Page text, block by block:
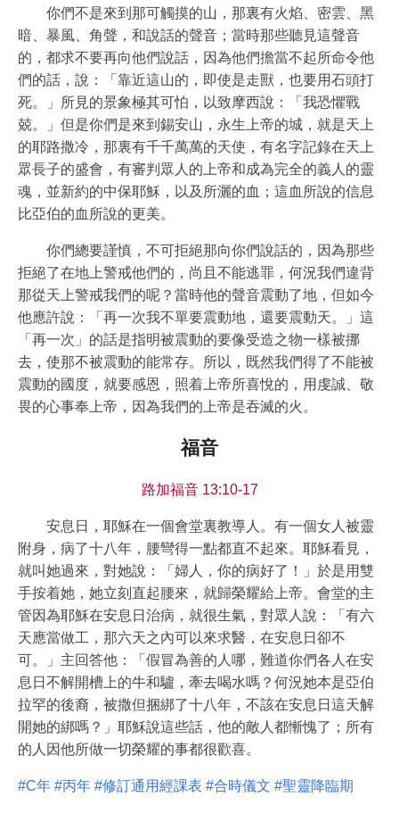
你們不是來到那可觸摸的山，那裏有火焰、密雲、黑
暗、暴風、角聲，和說話的聲音；當時那些聽見這聲音
的，都求不要再向他們說話，因為他們擔當不起所命令他
們的話，說：「靠近這山的，即使是走獸，也要用石頭打
死。」所見的景象極其可怕，以致摩西說：「我恐懼戰
兢。」但是你們是來到錫安山，永生上帝的城，就是天上
的耶路撒冷，那裏有千千萬萬的天使，有名字記錄在天上
眾長子的盛會，有審判眾人的上帝和成為完全的義人的靈
魂，並新約的中保耶穌，以及所灑的血；這血所說的信息
比亞伯的血所說的更美。
你們總要謹慎，不可拒絕那向你們說話的，因為那些
拒絕了在地上警戒他們的，尚且不能逃罪，何況我們違背
那從天上警戒我們的呢？當時他的聲音震動了地，但如今
他應許說：「再一次我不單要震動地，還要震動天。」這
「再一次」的話是指明被震動的要像受造之物一樣被挪
去，使那不被震動的能常存。所以，既然我們得了不能被
震動的國度，就要感恩，照着上帝所喜悅的，用虔誠、敬
畏的心事奉上帝，因為我們的上帝是吞滅的火。
福音
路加福音 13:10-17
安息日，耶穌在一個會堂裏教導人。有一個女人被靈
附身，病了十八年，腰彎得一點都直不起來。耶穌看見，
就叫她過來，對她說：「婦人，你的病好了！」於是用雙
手按着她，她立刻直起腰來，就歸榮耀給上帝。會堂的主
管因為耶穌在安息日治病，就很生氣，對眾人說：「有六
天應當做工，那六天之內可以來求醫，在安息日卻不
可。」主回答他：「假冒為善的人哪，難道你們各人在安
息日不解開槽上的牛和驢，牽去喝水嗎？何況她本是亞伯
拉罕的後裔，被撒但捆綁了十八年，不該在安息日這天解
開她的綁嗎？」耶穌說這些話，他的敵人都慚愧了；所有
的人因他所做一切榮耀的事都很歡喜。
#C年 #丙年 #修訂通用經課表 #合時儀文 #聖靈降臨期